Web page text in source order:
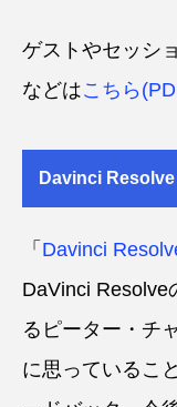
ゲストやセッシ
などはこちら
Davinci
「 Davinci
DaVinci Resolve
るピーター・チ
に思っているこ